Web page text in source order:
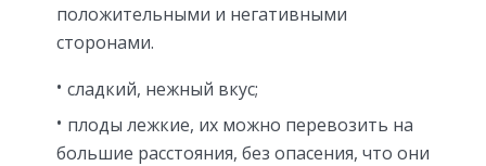
положительными и негативными
сторонами.
сладкий, нежный вкус;
плоды лежкие, их можно перевозить на
большие расстояния, без опасения, что они